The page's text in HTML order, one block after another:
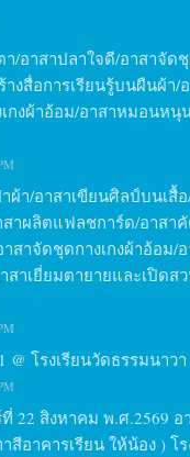
/อาสาปลาใจดี/อาสาจัด
งสื่อการเรียนรู้บนผืนผ้า
กงผ้าอ้อม/อาสาหมอนหนุ
ผ้า/อาสาเขียนศิลป์บนเสื้
สาผลิตแฟลชการ์ด/อาสา
าจัดชุดกางเกงผ้าอ้อม/
าเยี่ยมตายายและเปิดส
@ โรงเรียนวัดธรรมนาวา
ที่ 22 สิงหาคม พ.ศ.2569
อาคารเรียน ให้น้อง ) โ